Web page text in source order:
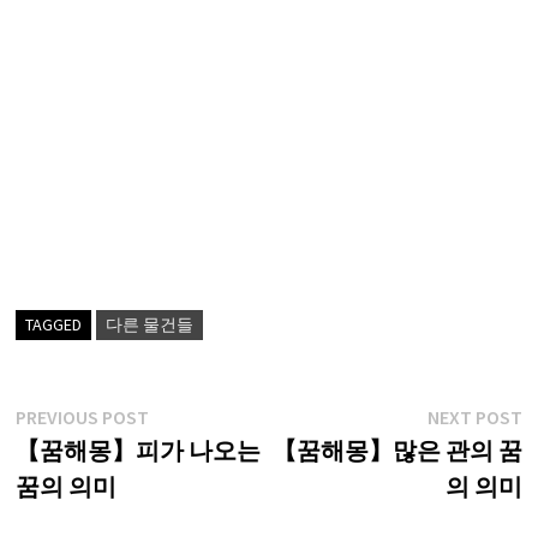
TAGGED 다른 물건들
글
탐
색
PREVIOUS POSTPrevious
post:
【꿈해몽】피가 나오는
꿈의 의미
NEXT POST
【꿈해몽】많은 관의 꿈
의 의미